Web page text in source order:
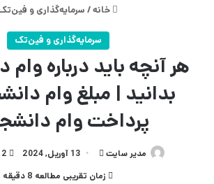
خانه/ سرمایه‌گذاری و
سرمایه‌گذاری و فین‌تک
هر آنچه باید درباره
بدانید | مبلغ وام
پرداخت وام
مدیر سایت
ارسال
به
13 آوریل, 2024 2
زمان تقریبی مطالعه 8 دقیقه